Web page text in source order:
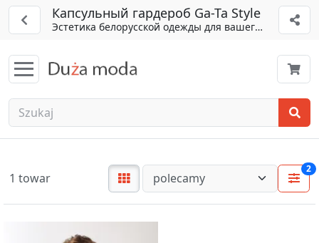
Капсульный гардероб Ga-Ta Style
Эстетика белорусской одежды для вашего образа
1 towar
2